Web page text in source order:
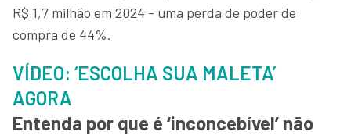
R$ 1,7 milhão em 2024 - uma perda de poder de
compra de 44%.
VÍDEO: ‘ESCOLHA SUA MALETA’
AGORA
Entenda por que é ‘inconcebível’ não